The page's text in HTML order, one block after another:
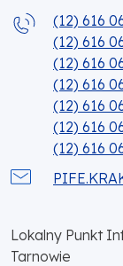
(12) 616
(12) 616
(12) 616
(12) 616
(12) 616
(12) 616
(12) 616
Lokalny Punkt
Tarnowie